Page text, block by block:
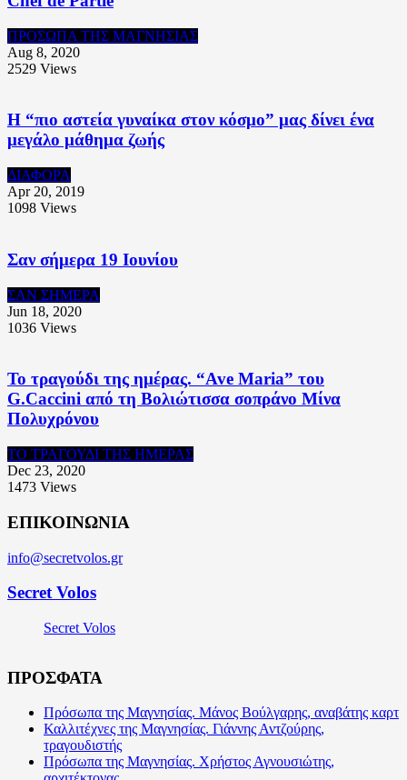
ΠΡΟΣΩΠΑ ΤΗΣ ΜΑΓΝΗΣΙΑΣ
Aug 8, 2020
2529 Views
Η “πιο αστεία γυναίκα στον κόσμο” μας δίνει ένα
μεγάλο μάθημα ζωής
ΔΙΑΦΟΡΑ
Apr 20, 2019
1098 Views
Σαν σήμερα 19 Ιουνίου
ΣΑΝ ΣΗΜΕΡΑ
Jun 18, 2020
1036 Views
Το τραγούδι της ημέρας. “Ave Maria” του
G.Caccini από τη Βολιώτισσα σοπράνο Μίνα
Πολυχρόνου
ΤΟ ΤΡΑΓΟΥΔΙ ΤΗΣ ΗΜΕΡΑΣ
Dec 23, 2020
1473 Views
ΕΠΙΚΟΙΝΩΝΙΑ
info@secretvolos.gr
Secret Volos
Secret Volos
ΠΡΟΣΦΑΤΑ
Πρόσωπα της Μαγνησίας. Μάνος Βούλγαρης, αναβάτης καρτ
Καλλιτέχνες της Μαγνησίας. Γιάννης Αντζούρης,
τραγουδιστής
Πρόσωπα της Μαγνησίας. Χρήστος Αγνουσιώτης,